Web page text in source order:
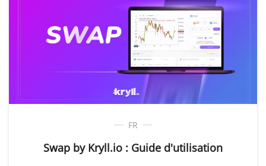
FR
Swap by Kryll.io : Guide d'utilisation